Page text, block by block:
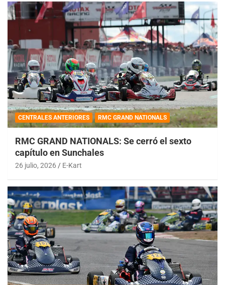
CENTRALES ANTERIORES RMC GRAND NATIONALS
RMC GRAND NATIONALS: Se cerró el sexto
capítulo en Sunchales
26 julio, 2026 E-Kart